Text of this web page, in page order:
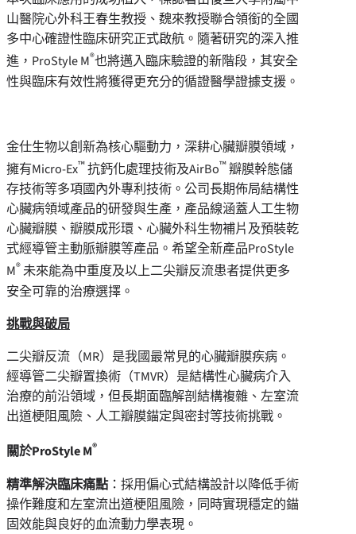
山醫院心外科王春生教授、魏來教授聯合領銜的全國
多中心確證性臨床研究正式啟航。隨著研究的深入推
進，ProStyle M®也將邁入臨床驗證的新階段，其安全
性與臨床有效性將獲得更充分的循證醫學證據支援。
金仕生物以創新為核心驅動力，深耕心臟瓣膜領域，
擁有Micro-Ex™抗鈣化處理技術及AirBo™瓣膜幹態儲
存技術等多項國內外專利技術。公司長期佈局結構性
心臟病領域產品的研發與生產，產品線涵蓋人工生物
心臟瓣膜、瓣膜成形環、心臟外科生物補片及預裝乾
式經導管主動脈瓣膜等產品。希望全新產品ProStyle
M®未來能為中重度及以上二尖瓣反流患者提供更多
安全可靠的治療選擇。
挑戰與破局
二尖瓣反流（MR）是我國最常見的心臟瓣膜疾病。
經導管二尖瓣置換術（TMVR）是結構性心臟病介入
治療的前沿領域，但長期面臨解剖結構複雜、左室流
出道梗阻風險、人工瓣膜錨定與密封等技術挑戰。
關於ProStyleM®
精準解決臨床痛點：採用偏心式結構設計以降低手術
操作難度和左室流出道梗阻風險，同時實現穩定的錨
固效能與良好的血流動力學表現。